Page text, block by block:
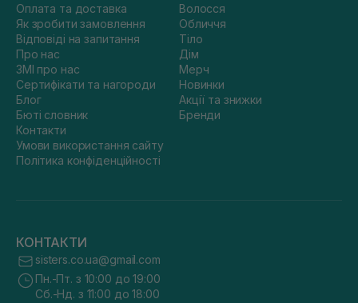
Оплата та доставка
Як зробити замовлення
Відповіді на запитання
Про нас
ЗМІ про нас
Сертифікати та нагороди
Блог
Бюті словник
Контакти
Умови використання сайту
Політика конфіденційності
Волосся
Обличчя
Тіло
Дім
Мерч
Новинки
Акції та знижки
Бренди
КОНТАКТИ
sisters.co.ua@gmail.com
Пн.-Пт. з 10:00 до 19:00
Сб.-Нд. з 11:00 до 18:00